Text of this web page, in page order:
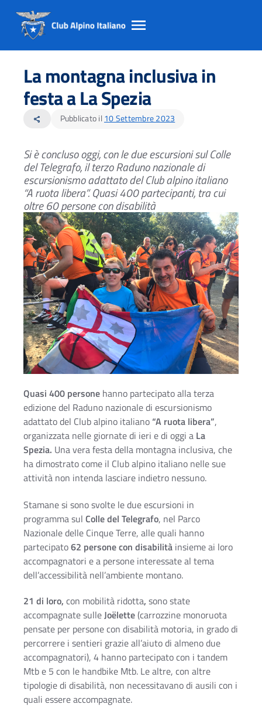
Salta
contento
principale
Salta
Salta
La montagna inclusiva in
festa a La Spezia
share Pubblicato il 10 Settembre 2023
Si è concluso oggi, con le due escursioni sul Colle
del Telegrafo,il terzo Raduno nazionale di
escursionismo adattato del Club alpino italiano
“A ruota libera”.Quasi 400 partecipanti, tra cui
oltre 60 persone con disabilità
Quasi 400 persone hanno partecipato alla terza
edizione del Raduno nazionale di escursionismo
adattato del Club alpino italiano“A ruota libera”,
organizzata nelle giornate di ieri e di oggi a La
Spezia. Una vera festa della montagna inclusiva, che
ha dimostrato come il Club alpino italiano nelle sue
attività non intenda lasciare indietro nessuno.
Stamane si sono svolte le due escursioni in
programma sul Colle del Telegrafo, nel Parco
Nazionale delle Cinque Terre, alle quali hanno
partecipato62 persone con disabilità insieme ai loro
accompagnatori e a persone interessate al tema
dell’accessibilità nell’ambiente montano.
21 di loro, con mobilità ridotta, sono state
accompagnate sulleJoëlette(carrozzine monoruota
pensate per persone con disabilità motoria, in grado di
percorrere i sentieri grazie all’aiuto di almeno due
accompagnatori), 4 hanno partecipato con i tandem
Mtb e 5 con le handbike Mtb. Le altre, con altre
tipologie di disabilità, non necessitavano di ausili con i
quali essere accompagnate.